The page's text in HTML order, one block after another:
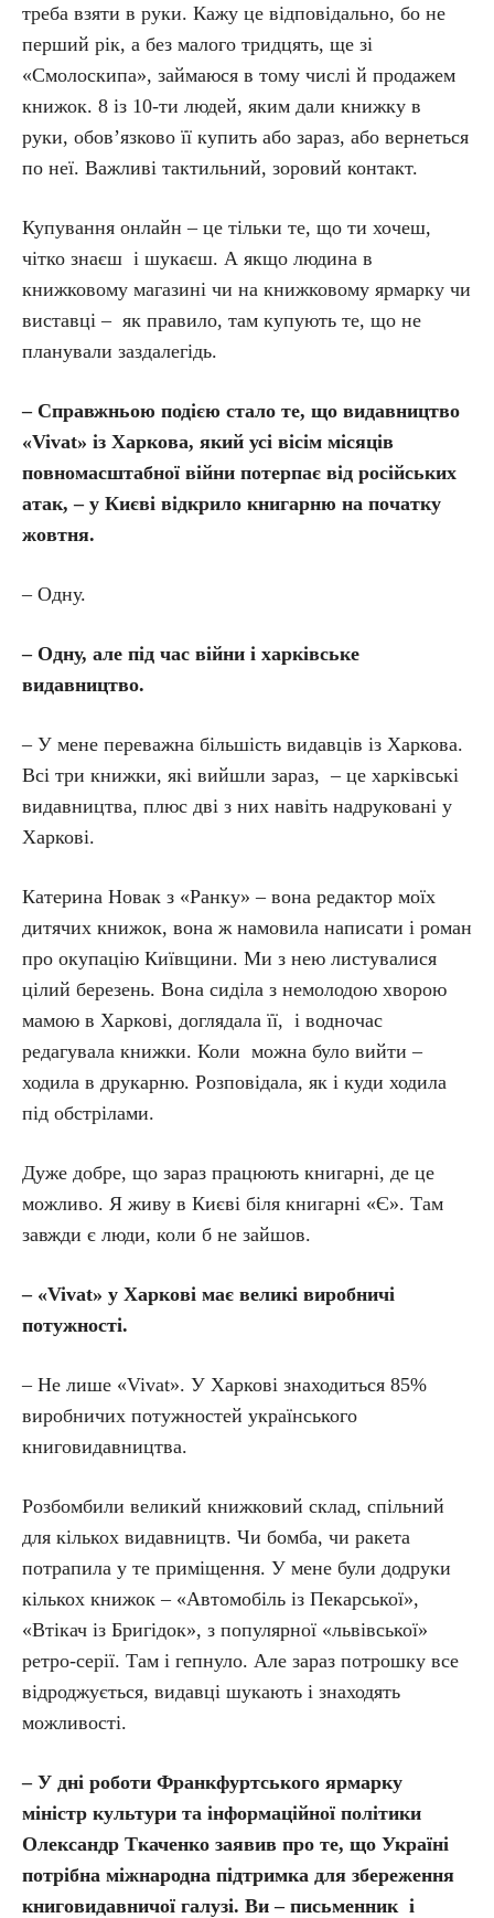
треба взяти в руки. Кажу це відповідально, бо не
перший рік, а без малого тридцять, ще зі
«Смолоскипа», займаюся в тому числі й продажем
книжок. 8 із 10-ти людей, яким дали книжку в
руки, обов’язково її купить або зараз, або вернеться
по неї. Важливі тактильний, зоровий контакт.
Купування онлайн – це тільки те, що ти хочеш,
чітко знаєш і шукаєш. А якщо людина в
книжковому магазині чи на книжковому ярмарку чи
виставці – як правило, там купують те, що не
планували заздалегідь.
– Справжньою подією стало те, що видавництво
«Vivat» із Харкова, який усі вісім місяців
повномасштабної війни потерпає від російських
атак, – у Києві відкрило книгарню на початку
жовтня.
– Одну.
– Одну, але під час війни і харківське
видавництво.
– У мене переважна більшість видавців із Харкова.
Всі три книжки, які вийшли зараз, – це харківські
видавництва, плюс дві з них навіть надруковані у
Харкові.
Катерина Новак з «Ранку» – вона редактор моїх
дитячих книжок, вона ж намовила написати і роман
про окупацію Київщини. Ми з нею листувалися
цілий березень. Вона сиділа з немолодою хворою
мамою в Харкові, доглядала її, і водночас
редагувала книжки. Коли можна було вийти –
ходила в друкарню. Розповідала, як і куди ходила
під обстрілами.
Дуже добре, що зараз працюють книгарні, де це
можливо. Я живу в Києві біля книгарні «Є». Там
завжди є люди, коли б не зайшов.
– «Vivat» у Харкові має великі виробничі
потужності.
– Не лише «Vivat». У Харкові знаходиться 85%
виробничих потужностей українського
книговидавництва.
Розбомбили великий книжковий склад, спільний
для кількох видавництв. Чи бомба, чи ракета
потрапила у те приміщення. У мене були додруки
кількох книжок – «Автомобіль із Пекарської»,
«Втікач із Бригідок», з популярної «львівської»
ретро-серії. Там і гепнуло. Але зараз потрошку все
відроджується, видавці шукають і знаходять
можливості.
– У дні роботи Франкфуртського ярмарку
міністр культури та інформаційної політики
Олександр Ткаченко заявив про те, що Україні
потрібна міжнародна підтримка для збереження
книговидавничої галузі. Ви – письменник і